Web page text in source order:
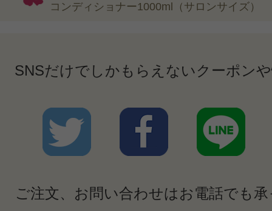
コンディショナー1000ml（サロンサイズ）
SNSだけでしかもらえないクーポン
ご注文、お問い合わせはお電話でも